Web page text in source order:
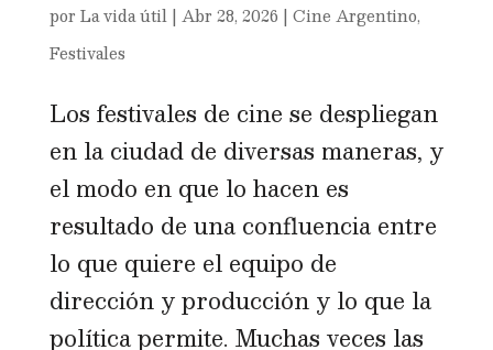
por La vida útil| Abr 28, 2026 | Cine Argentino,
Festivales
Los festivales de cine se despliegan
en la ciudad de diversas maneras, y
el modo en que lo hacen es
resultado de una confluencia entre
lo que quiere el equipo de
dirección y producción y lo que la
política permite. Muchas veces las